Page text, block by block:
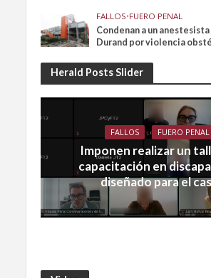
FALLOS•FUERO PENAL
Condenan a un
Durand por violencia
Herald Posts Slider
FALLOS FUERO PENAL
Imponen realizar un
capacitación en
diseñado para el